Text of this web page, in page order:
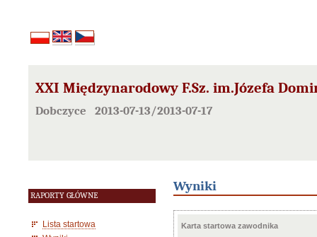
XXI Międzynarodowy F.Sz. im.Józefa
Dobczyce 2013-07-13/2013-07-17
RAPORTY GŁÓWNE
Lista startowa
Wyniki
Karta startowa zawodnika